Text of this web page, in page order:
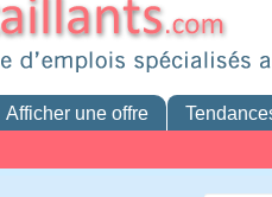
Afficher une offre